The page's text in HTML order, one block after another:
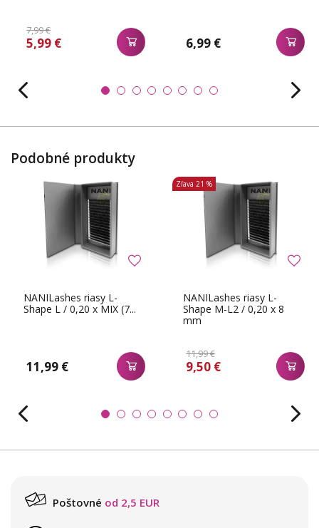
7,99 €
5,99 € 6,99 €
Podobné produkty
NANILashes riasy L-
Shape L / 0,20 x MIX (7...
11,99 €
NANILashes riasy L-
Shape M-L2 / 0,20 x 8
mm
11,99 €
9,50 €
Zľava 21 %
Poštovné od 2,5 EUR